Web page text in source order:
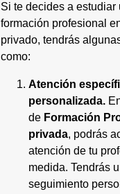
Si te decides a estudiar
formación profesional
privado, tendrás
como:
Atención
personalizada.
de Formación
privada, podrás
atención de tu
medida. Tendrás
seguimiento